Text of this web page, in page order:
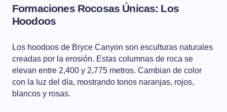
Formaciones Rocosas Únicas: Los
Hoodoos
Los hoodoos de Bryce Canyon son esculturas naturales
creadas por la erosión. Estas columnas de roca se
elevan entre 2,400 y 2,775 metros. Cambian de color
con la luz del día, mostrando tonos naranjas, rojos,
blancos y rosas.